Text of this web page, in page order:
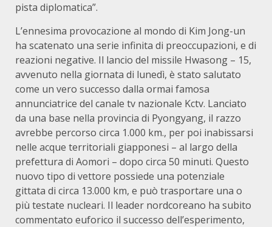
pista diplomatica”.
L’ennesima provocazione al mondo di Kim Jong-un
ha scatenato una serie infinita di preoccupazioni, e di
reazioni negative. Il lancio del missile Hwasong – 15,
avvenuto nella giornata di lunedì, è stato salutato
come un vero successo dalla ormai famosa
annunciatrice del canale tv nazionale Kctv. Lanciato
da una base nella provincia di Pyongyang, il razzo
avrebbe percorso circa 1.000 km., per poi inabissarsi
nelle acque territoriali giapponesi – al largo della
prefettura di Aomori – dopo circa 50 minuti. Questo
nuovo tipo di vettore possiede una potenziale
gittata di circa 13.000 km, e può trasportare una o
più testate nucleari. Il leader nordcoreano ha subito
commentato euforico il successo dell’esperimento,